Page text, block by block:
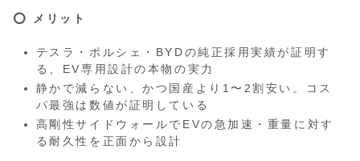
⭕️ メリット
テスラ・ポルシェ・BYDの純正採用実績が証明す
る、EV専用設計の本物の実力
静かで減らない、かつ国産より1〜2割安い。コス
パ最強は数値が証明している
高剛性サイドウォールでEVの急加速・重量に対す
る耐久性を正面から設計